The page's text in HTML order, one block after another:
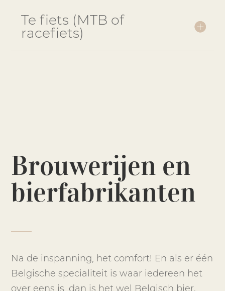
Te fiets (MTB of
racefiets)
Brouwerijen en
bierfabrikanten
Na de inspanning, het comfort! En als er één
Belgische specialiteit is waar iedereen het
over eens is, dan is het wel Belgisch bier.